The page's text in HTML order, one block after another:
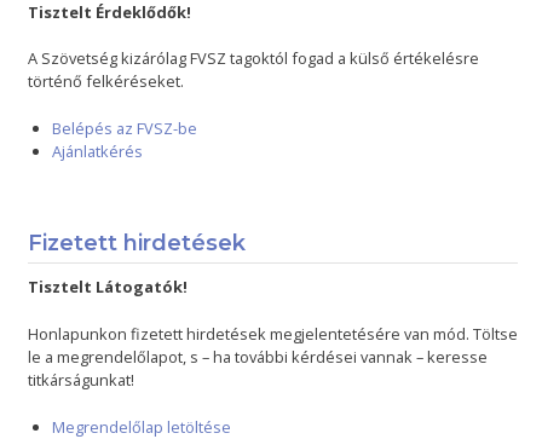
Tisztelt Érdeklődők!
A Szövetség kizárólag FVSZ tagoktól fogad a külső értékelésre
történő felkéréseket.
Belépés az FVSZ-be
Ajánlatkérés
Fizetett hirdetések
Tisztelt Látogatók!
Honlapunkon fizetett hirdetések megjelentetésére van mód. Töltse
le a megrendelőlapot, s – ha további kérdései vannak – keresse
titkárságunkat!
Megrendelőlap letöltése